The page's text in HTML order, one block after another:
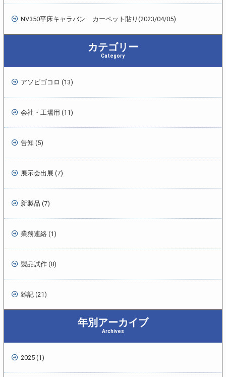
NV350平床キャラバン カーペット貼り (2023/04/05)
カテゴリー
Category
アソビゴコロ (13)
会社・工場用 (11)
告知 (5)
展示会出展 (7)
新製品 (7)
業務連絡 (1)
製品試作 (8)
雑記 (21)
年別アーカイブ
Archives
2025 (1)